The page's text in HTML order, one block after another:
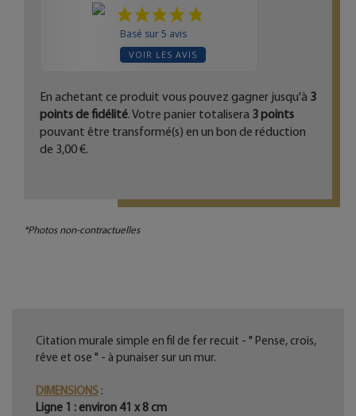
Basé sur 5 avis
VOIR LES AVIS
En achetant ce produit vous pouvez gagner jusqu'à 3
points de fidélité. Votre panier totalisera 3points
pouvant être transformé(s) en un bon de réduction
de 3,00 €.
*Photos non-contractuelles
Citation murale simple en fil de fer recuit - " Pense, crois,
rêve et ose " - à punaiser sur un mur.
DIMENSIONS :
Ligne 1 : environ 41 x 8 cm